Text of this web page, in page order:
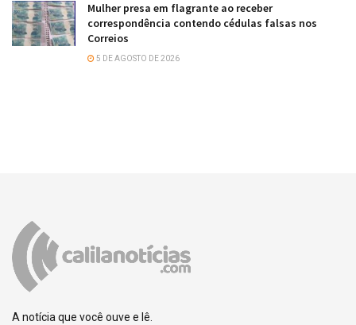
Mulher presa em flagrante ao receber
correspondência contendo cédulas falsas nos
Correios
5 DE AGOSTO DE 2026
A notícia que você ouve e lê.